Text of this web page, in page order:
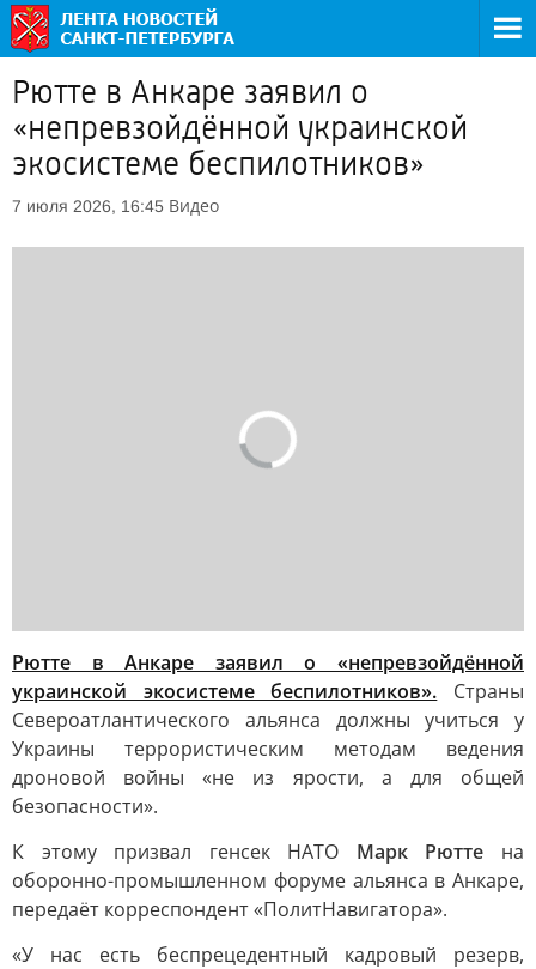
Рютте в Анкаре заявил о
«непревзойдённой украинской
экосистеме беспилотников»
7 июля 2026, 16:45 Видео
Рютте в Анкаре заявил о «непревзойдённой
украинской экосистеме беспилотников». Страны
Североатлантического альянса должны учиться у
Украины террористическим методам ведения
дроновой войны «не из ярости, а для общей
безопасности».
К этому призвал генсек НАТО Марк Рютте на
оборонно-промышленном форуме альянса в Анкаре,
передаёт корреспондент «ПолитНавигатора».
«У нас есть беспрецедентный кадровый резерв,